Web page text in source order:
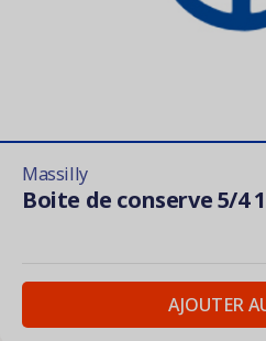
Massilly
Boite de conserve 5/4
AJOUTER